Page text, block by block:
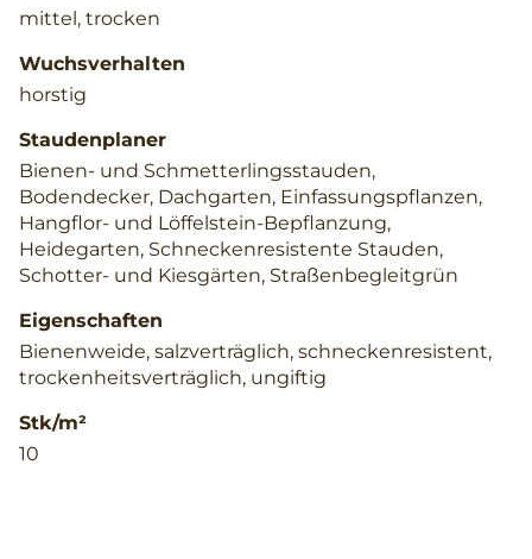
mittel, trocken
Wuchsverhalten
horstig
Staudenplaner
Bienen- und Schmetterlingsstauden,
Bodendecker, Dachgarten, Einfassungspflanzen,
Hangflor- und Löffelstein-Bepflanzung,
Heidegarten, Schneckenresistente Stauden,
Schotter- und Kiesgärten, Straßenbegleitgrün
Eigenschaften
Bienenweide, salzverträglich, schneckenresistent,
trockenheitsverträglich, ungiftig
Stk/m²
10